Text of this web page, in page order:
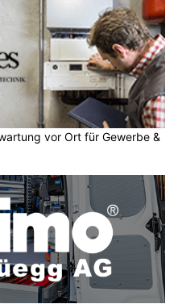
vor Ort für Gewerbe &